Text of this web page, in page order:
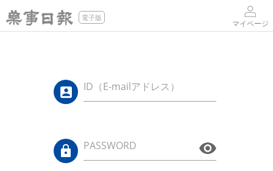
電子版
マイページ
ID（E-mailアドレス）
PASSWORD